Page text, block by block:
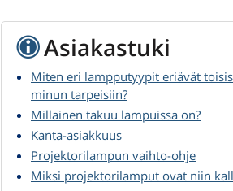
Asiakastuki
Miten eri lampputyypit eriävät
minun tarpeisiin?
Millainen takuu lampuissa on?
Kanta-asiakkuus
Projektorilampun vaihto-ohje
Miksi projektorilamput ovat niin